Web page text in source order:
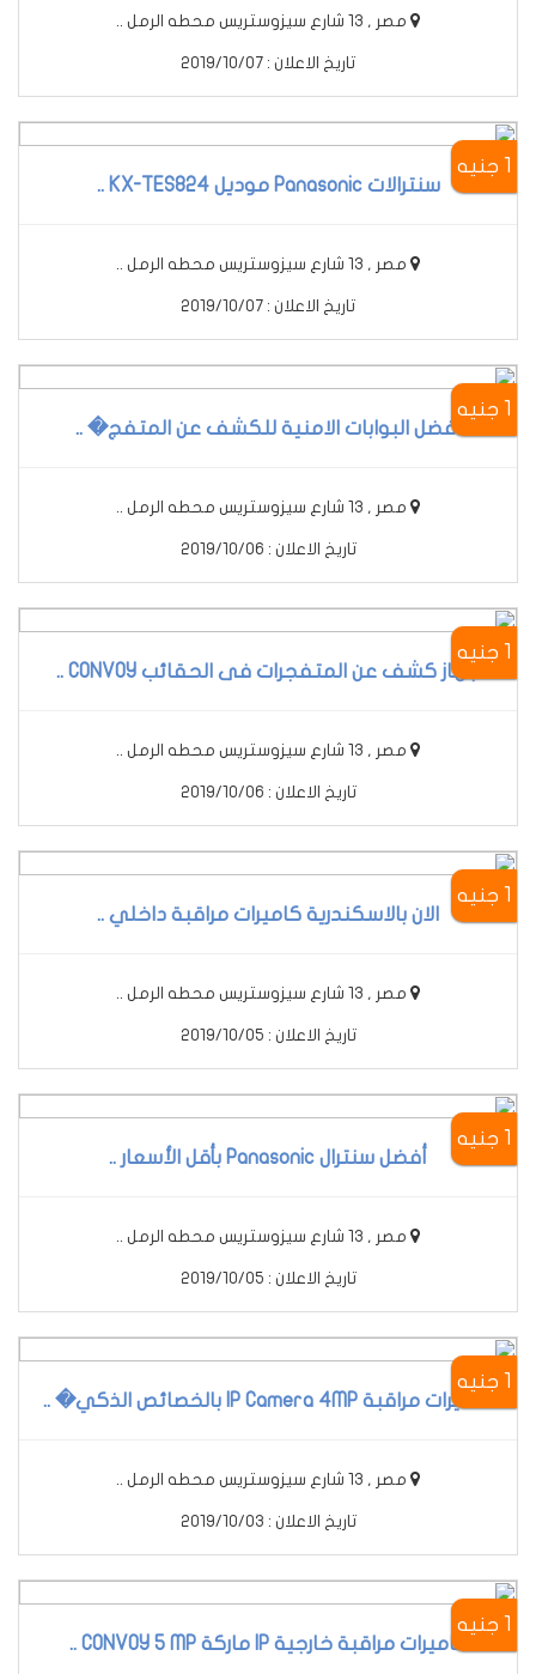
مصر , 13 شارع سيزوستريس محطه الرمل ..
تاريخ الاعلان : 2019/10/07
1 جنيه
سنترالات Panasonic موديل KX-TES824 ..
مصر , 13 شارع سيزوستريس محطه الرمل ..
تاريخ الاعلان : 2019/10/07
1 جنيه
أفضل البوابات الامنية للكشف عن المتفج� ..
مصر , 13 شارع سيزوستريس محطه الرمل ..
تاريخ الاعلان : 2019/10/06
1 جنيه
جهاز كشف عن المتفجرات فى الحقائب CONVOY ..
مصر , 13 شارع سيزوستريس محطه الرمل ..
تاريخ الاعلان : 2019/10/06
1 جنيه
الان بالاسكندرية كاميرات مراقبة داخلي ..
مصر , 13 شارع سيزوستريس محطه الرمل ..
تاريخ الاعلان : 2019/10/05
1 جنيه
أفضل سنترال Panasonic بأقل الأسعار ..
مصر , 13 شارع سيزوستريس محطه الرمل ..
تاريخ الاعلان : 2019/10/05
1 جنيه
كاميرات مراقبة IP Camera 4MP بالخصائص الذكي� ..
مصر , 13 شارع سيزوستريس محطه الرمل ..
تاريخ الاعلان : 2019/10/03
1 جنيه
كاميرات مراقبة خارجية IP ماركة CONVOY 5 MP ..